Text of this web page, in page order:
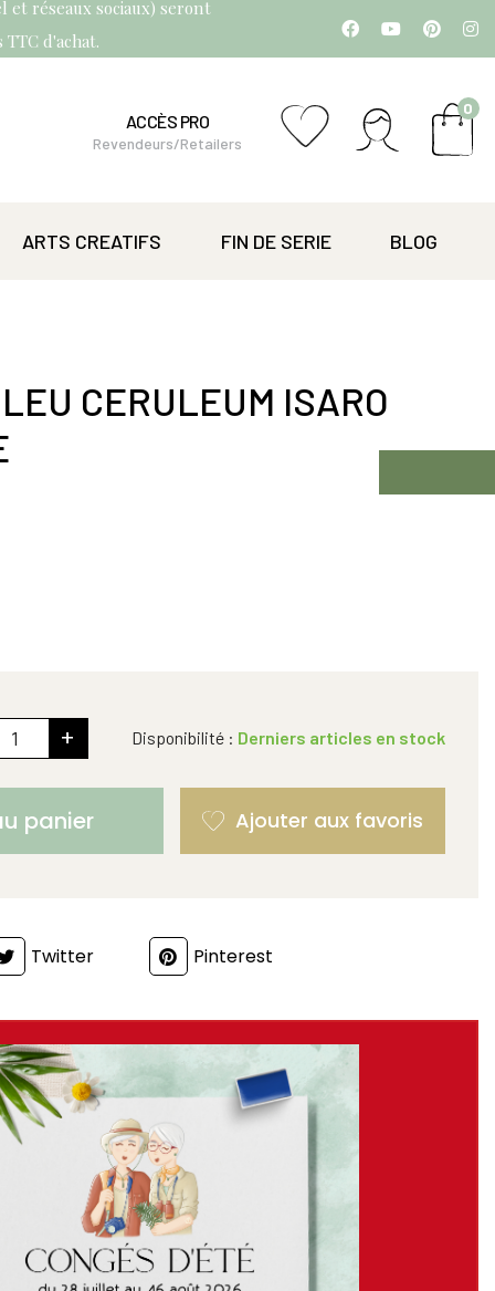
et réseaux sociaux) seront
d'achat.
ACCÈS PRO
Revendeurs/Retailers
0
ARTS CREATIFS FIN DE SERIE BLOG
CERULEUM ISARO
+ Disponibilité : Derniers articles en stock
panier
Twitter Pinterest